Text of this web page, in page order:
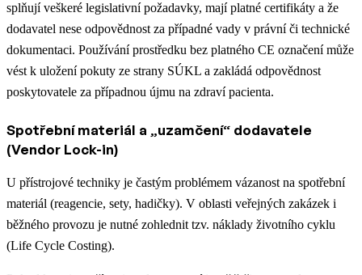
splňují veškeré legislativní požadavky, mají platné certifikáty a že
dodavatel nese odpovědnost za případné vady v právní či technické
dokumentaci. Používání prostředku bez platného CE označení může
vést k uložení pokuty ze strany SÚKL a zakládá odpovědnost
poskytovatele za případnou újmu na zdraví pacienta.
Spotřební materiál a „uzamčení“ dodavatele
(Vendor Lock-in)
U přístrojové techniky je častým problémem vázanost na spotřební
materiál (reagencie, sety, hadičky). V oblasti veřejných zakázek i
běžného provozu je nutné zohlednit tzv. náklady životního cyklu
(Life Cycle Costing).